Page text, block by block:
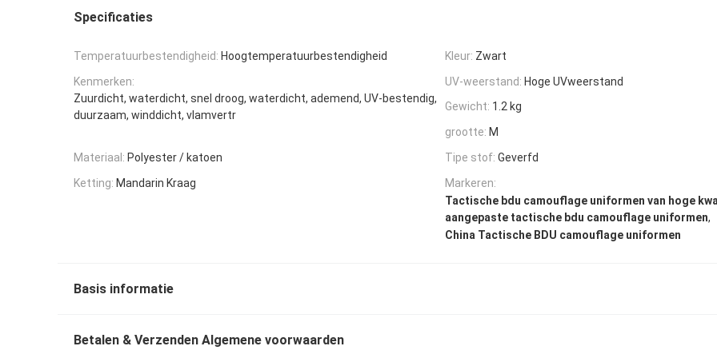
Specificaties
Temperatuurbestendigheid: Hoogtemperatuurbestendigheid Kleur: Zwart
Kenmerken:
Zuurdicht, waterdicht, snel droog, waterdicht, ademend, UV-bestendig,
duurzaam, winddicht, vlamvertr
UV-weerstand: Hoge UVweerstand
Gewicht: 1.2 kg
grootte: M
Materiaal: Polyester / katoen Tipe stof: Geverfd
Ketting: Mandarin Kraag
Markeren:
Tactische bdu camouflage uniformen van hoge
aangepaste tactische bdu camouflage uniformen,
China Tactische BDU camouflage uniformen
Basis informatie
Betalen & Verzenden Algemene voorwaarden